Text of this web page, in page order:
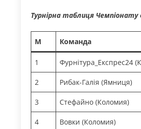
Турнірна таблиця
М Команда
1 Фурнітура_Експрес24
2 Рибак-Галія (Ямниця)
3 Стефайно (Коломия)
4 Вовки (Коломия)